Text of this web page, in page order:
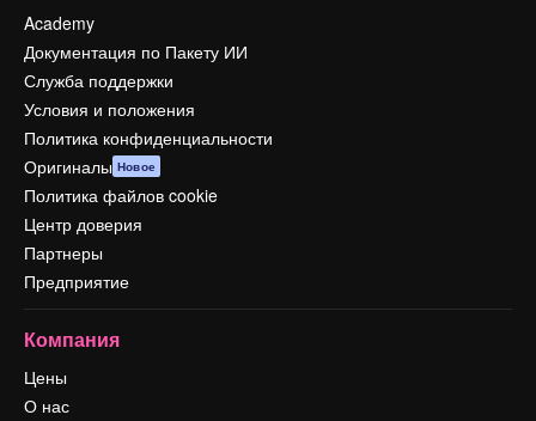
Academy
Документация по Пакету ИИ
Служба поддержки
Условия и положения
Политика конфиденциальности
Оригиналы Новое
Политика файлов cookie
Центр доверия
Партнеры
Предприятие
Компания
Цены
О нас